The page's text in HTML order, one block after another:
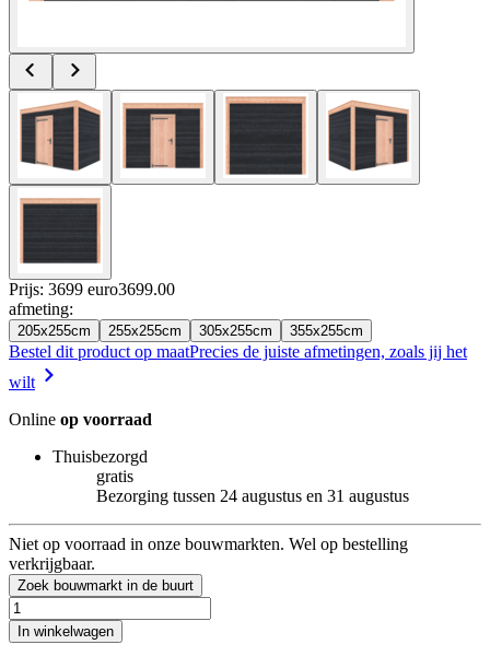
Prijs: 3699 euro3699.00
afmeting:
205x255cm 255x255cm 305x255cm 355x255cm
Bestel dit product op maatPrecies de juiste afmetingen, zoals jij het
wilt
Online op voorraad
Thuisbezorgd
gratis
Bezorging tussen 24 augustus en 31 augustus
Niet op voorraad in onze bouwmarkten. Wel op bestelling
verkrijgbaar.
Zoek bouwmarkt in de buurt
In winkelwagen